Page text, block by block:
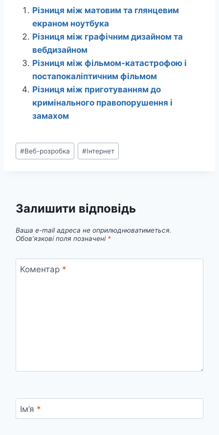
Різниця між матовим та глянцевим
екраном ноутбука
Різниця між графічним дизайном та
вебдизайном
Різниця між фільмом-катастрофою і
постапокаліптичним фільмом
Різниця між приготуванням до
кримінального правопорушення і
замахом
Позначки
запису:
#Веб-розробка #Інтернет
Залишити відповідь
Ваша e-mail адреса не оприлюднюватиметься.
Обов’язкові поля позначені *
Коментар *
Ім’я *